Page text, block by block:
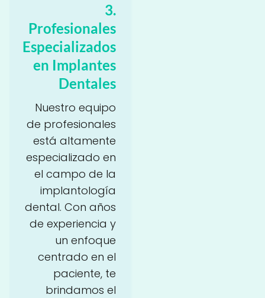
3.
Profesionales
Especializados
en Implantes
Dentales
Nuestro equipo
de profesionales
está altamente
especializado en
el campo de la
implantología
dental. Con años
de experiencia y
un enfoque
centrado en el
paciente, te
brindamos el